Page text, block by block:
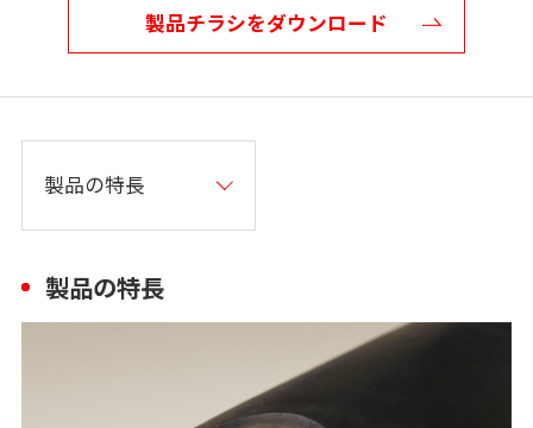
製品チラシをダウンロード
製品の特長
製品の特長